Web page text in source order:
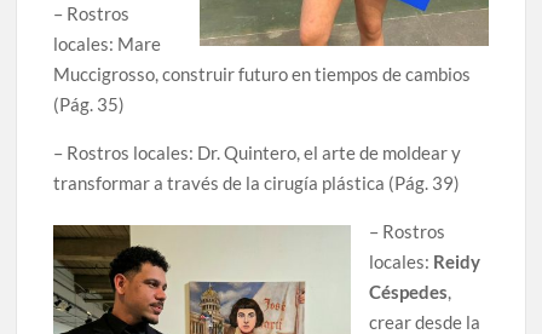
– Rostros
locales: Mare
Muccigrosso, construir futuro en tiempos de cambios
(Pág. 35)
– Rostros locales: Dr. Quintero, el arte de moldear y
transformar a través de la cirugía plástica (Pág. 39)
– Rostros
locales: Reidy
Céspedes,
crear desde la